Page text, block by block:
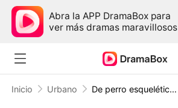
Abra la APP DramaBox para
ver más dramas maravillosos
Inicio Urbano De perro esquelético a T-Rex: la venganza de un domador SSS